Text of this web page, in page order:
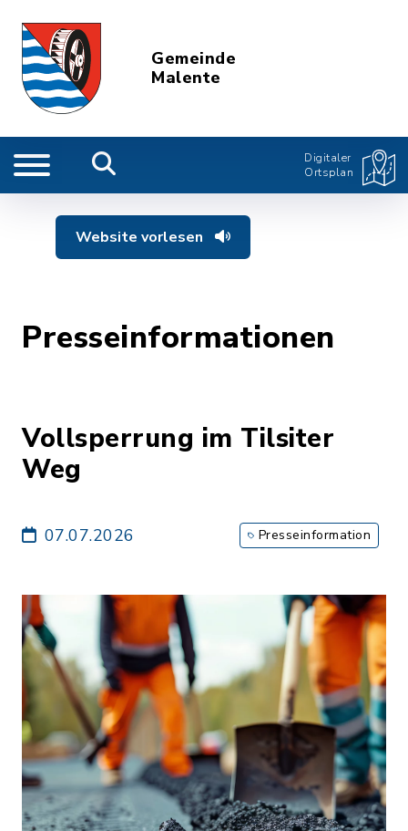
Gemeinde
Malente
Digitaler
Ortsplan
Website vorlesen
Presseinformationen
Vollsperrung im Tilsiter
Weg
07.07.2026 Presseinformation